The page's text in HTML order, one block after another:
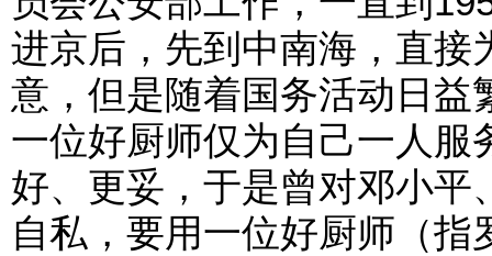
进京后，先到中南海，直接
意，但是随着国务活动日益
一位好厨师仅为自己一人服
好、更妥，于是曾对邓小平
自私，要用一位好厨师（